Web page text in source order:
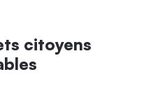
citoyens